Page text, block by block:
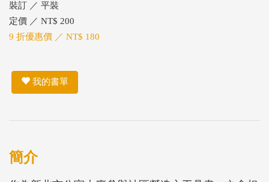
裝訂 ／ 平裝
定價 ／ NT$ 200
9 折優惠價 ／ NT$ 180
我的書單
簡介